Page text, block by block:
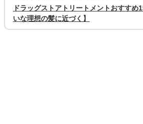
ドラッグストアトリートメントおすすめ
いな理想の髪に近づく】